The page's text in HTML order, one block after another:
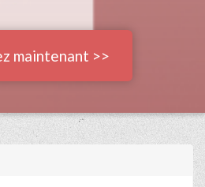
maintenant >>